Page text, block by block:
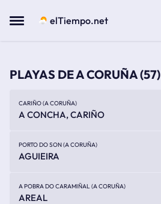
Menu elTiempo.net
PLAYAS DE A CORUÑA(57)
CARIÑO (A CORUÑA)
A CONCHA, CARIÑO
PORTO DO SON (A CORUÑA)
AGUIEIRA
A POBRA DO CARAMIÑAL (A CORUÑA)
AREAL